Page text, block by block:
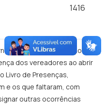
1416
- Art. 32 - Compete ao 1°
dos vereadores ao abrir
Livro de Presenças,
e os que faltaram, com
outras ocorrências